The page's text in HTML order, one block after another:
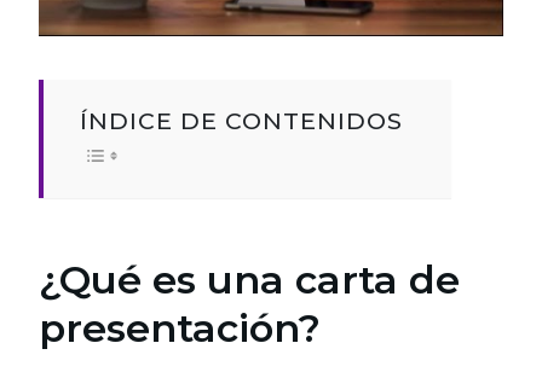
ÍNDICE DE CONTENIDOS
¿Qué es una carta de
presentación?